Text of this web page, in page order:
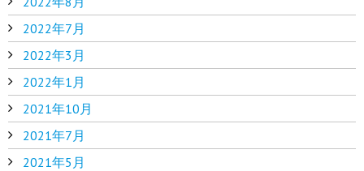
2022年7月
2022年3月
2022年1月
2021年10月
2021年7月
2021年5月